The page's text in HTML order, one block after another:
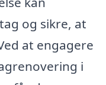
og sikre, at
at engagere
i